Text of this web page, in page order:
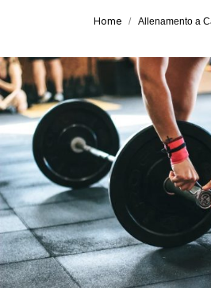
Tu sei qui:
Home Allenamento a